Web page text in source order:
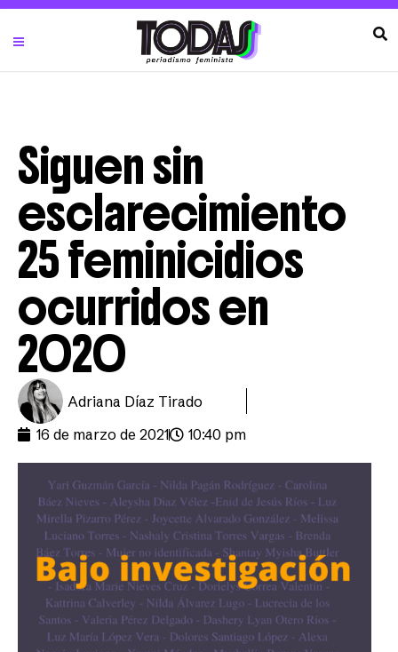
Siguen sin
esclarecimiento
25 feminicidios
ocurridos en
2020
Adriana Díaz Tirado
16 de marzo de 2021
10:40 pm